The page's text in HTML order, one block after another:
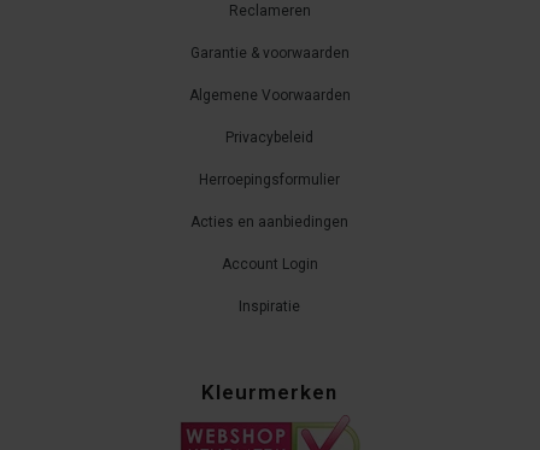
Reclameren
Garantie & voorwaarden
Algemene Voorwaarden
Privacybeleid
Herroepingsformulier
Acties en aanbiedingen
Account Login
Inspiratie
Kleurmerken